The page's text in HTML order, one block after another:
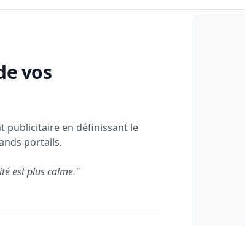
vos
publicitaire en définissant le
portails.
est plus calme."